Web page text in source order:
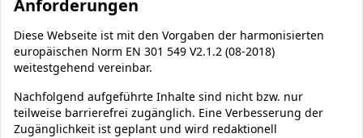
Anforderungen
Diese Webseite ist mit den Vorgaben der harmonisierten
europäischen Norm EN 301 549 V2.1.2 (08-2018)
weitestgehend vereinbar.
Nachfolgend aufgeführte Inhalte sind nicht bzw. nur
teilweise barrierefrei zugänglich. Eine Verbesserung der
Zugänglichkeit ist geplant und wird redaktionell